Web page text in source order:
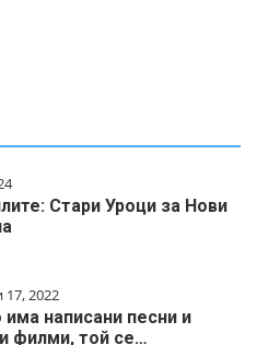
Стари Уроци за Нови
2022
има написани песни и
филми, той се…